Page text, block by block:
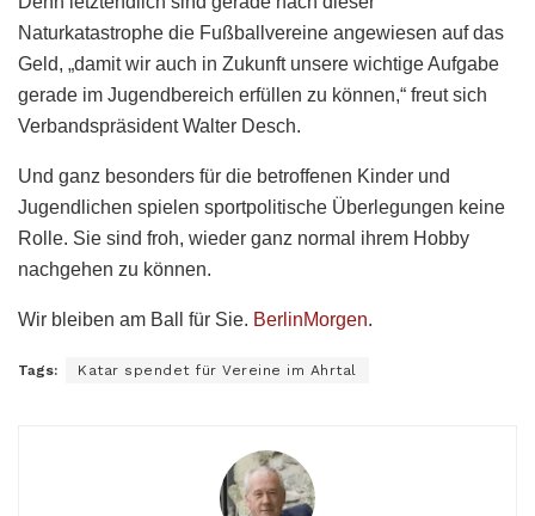
Naturkatastrophe die Fußballvereine angewiesen auf das
Geld, „damit wir auch in Zukunft unsere wichtige Aufgabe
gerade im Jugendbereich erfüllen zu können,“ freut sich
Verbandspräsident Walter Desch.
Und ganz besonders für die betroffenen Kinder und
Jugendlichen spielen sportpolitische Überlegungen keine
Rolle. Sie sind froh, wieder ganz normal ihrem Hobby
nachgehen zu können.
Wir bleiben am Ball für Sie. BerlinMorgen.
Tags: Katar spendet für Vereine im Ahrtal